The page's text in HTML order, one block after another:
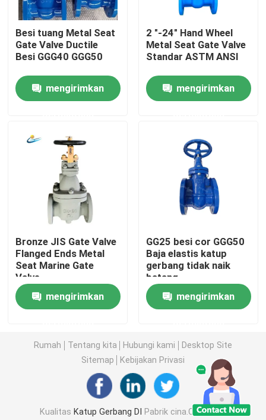
Hubungi kami
Katup Gerbang DI
Katup Gerbang Duduk yang Tangguh
Katup Gerbang Batang Meningkat
Katup Gerbang Batang Tidak Naik
Katup Gerbang Kunci
katup gerbang roda gigi cacing
Katup Gerbang Batang Ekstensi
Besi tuang Metal Seat
Gate Valve Ductile
Besi GGG40 GGG50
mengirimkan
2 "-24" Hand Wheel
Metal Seat Gate Valve
Standar ASTM ANSI
mengirimkan
Bronze JIS Gate Valve
Flanged Ends Metal
Seat Marine Gate
Valve
mengirimkan
GG25 besi cor GGG50
Baja elastis katup
gerbang tidak naik
batang
mengirimkan
Rumah Tentang kita Hubungi kami
Desktop Site
Sitemap
Kebijakan Privasi
Kualitas Katup Gerbang DI
Pabrik cina.Copyright